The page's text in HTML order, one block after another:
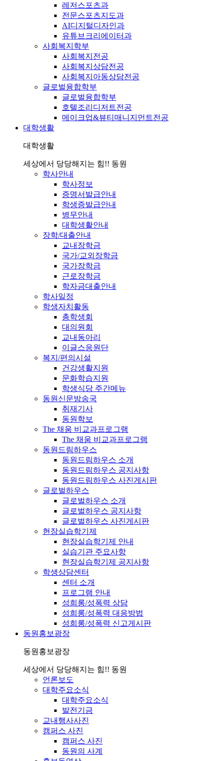
레저스포츠과
전문스포츠지도과
AI디지털디자인과
유튜브크리에이터과
사회복지학부
사회복지전공
사회복지상담전공
사회복지아동상담전공
글로벌융합학부
글로벌융합학부
호텔조리디저트전공
메이크업&뷰티매니지먼트전공
대학생활
대학생활
세상에서 당당해지는 힘!! 동원
학사안내
학사정보
증명서발급안내
학생증발급안내
병무안내
대학생활안내
장학/대출안내
교내장학금
국가/교외장학금
국가장학금
근로장학금
학자금대출안내
학사일정
학생자치활동
총학생회
대의원회
교내동아리
이글스응원단
복지/편의시설
건강생활지원
문화학습지원
학생식당 주간메뉴
동원신문방송국
취재기사
동원학보
The 채움 비교과프로그램
The 채움 비교과프로그램
동원드림하우스
동원드림하우스 소개
동원드림하우스 공지사항
동원드림하우스 사진게시판
글로벌하우스
글로벌하우스 소개
글로벌하우스 공지사항
글로벌하우스 사진게시판
현장실습학기제
현장실습학기제 안내
실습기관 주요사항
현장실습학기제 공지사항
학생상담센터
센터 소개
프로그램 안내
성희롱/성폭력 상담
성희롱/성폭력 대응방법
성희롱/성폭력 신고게시판
동원홍보광장
동원홍보광장
세상에서 당당해지는 힘!! 동원
언론보도
대학주요소식
대학주요소식
발전기금
교내행사사진
캠퍼스 사진
캠퍼스 사진
동원의 사계